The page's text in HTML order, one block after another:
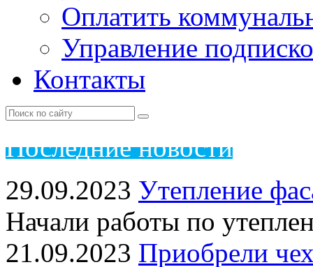
Оплатить
Управление
Контакты
Последние новости
29.09.2023 Утепление
Начали работы по
21.09.2023 Приобрели